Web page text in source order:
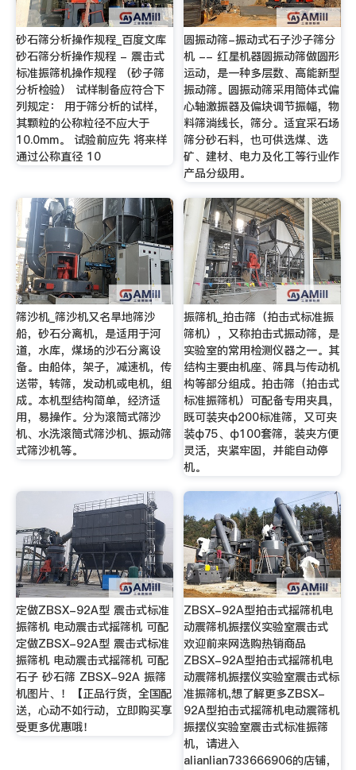
砂石筛分析操作规程_百度文库
砂石筛分析操作规程 - 震击式
标准振筛机操作规程 （砂子筛
分析检验） 试样制备应符合下
列规定： 用于筛分析的试样，
其颗粒的公称粒径不应大于
10.0mm。 试验前应先 将来样
通过公称直径 10
圆振动筛-振动式石子沙子筛分
机 -- 红星机器圆振动筛做圆形
运动，是一种多层数、高能新型
振动筛。圆振动筛采用筒体式偏
心轴激振器及偏块调节振幅，物
料筛淌线长，筛分。适宜采石场
筛分砂石料，也可供选煤、选
矿、建材、电力及化工等行业作
产品分级用。
筛沙机_筛沙机又名旱地筛沙
船，砂石分离机，是适用于河
道，水库，煤场的沙石分离设
备。由船体，架子，减速机，传
送带，转筛，发动机或电机，组
成。本机型结构简单，经济适
用，易操作。分为滚筒式筛沙
机、水洗滚筒式筛沙机、振动筛
式筛沙机等。
振筛机_拍击筛（拍击式标准振
筛机），又称拍击式振动筛，是
实验室的常用检测仪器之一。其
结构主要由机座、筛具与传动机
构等部分组成。拍击筛（拍击式
标准振筛机）可配备专用夹具，
既可装夹ф200标准筛，又可夹
装ф75、ф100套筛，装夹方便
灵活，夹紧牢固，并能自动停
机。
定做ZBSX-92A型 震击式标准
振筛机 电动震击式摇筛机 可配
定做ZBSX-92A型 震击式标准
振筛机 电动震击式摇筛机 可配
石子 砂石筛 ZBSX-92A 振筛
机图片、！【正品行货，全国配
送，心动不如行动，立即购买享
受更多优惠哦！
ZBSX-92A型拍击式摇筛机电
动震筛机振摆仪实验室震击式
欢迎前来网选购热销商品
ZBSX-92A型拍击式摇筛机电
动震筛机振摆仪实验室震击式标
准振筛机,想了解更多ZBSX-
92A型拍击式摇筛机电动震筛机
振摆仪实验室震击式标准振筛
机，请进入
alianlian733666906的店铺，